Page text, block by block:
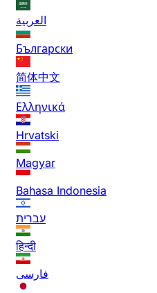
العربية
Български
简体中文
Ελληνικά
Hrvatski
Magyar
Bahasa Indonesia
עברית
हिन्दी
فارسی